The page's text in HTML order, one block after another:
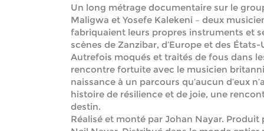
Un long métrage documentaire sur le
Maligwa et Yosefe Kalekeni – deux
fabriquaient leurs propres instruments et
scènes de Zanzibar, d’Europe et des États-
Autrefois moqués et traités de fous dans
rencontre fortuite avec le musicien
naissance à un parcours qu’aucun d’eux
histoire de résilience et de joie, une
destin.
Réalisé et monté par Johan Nayar. Produit